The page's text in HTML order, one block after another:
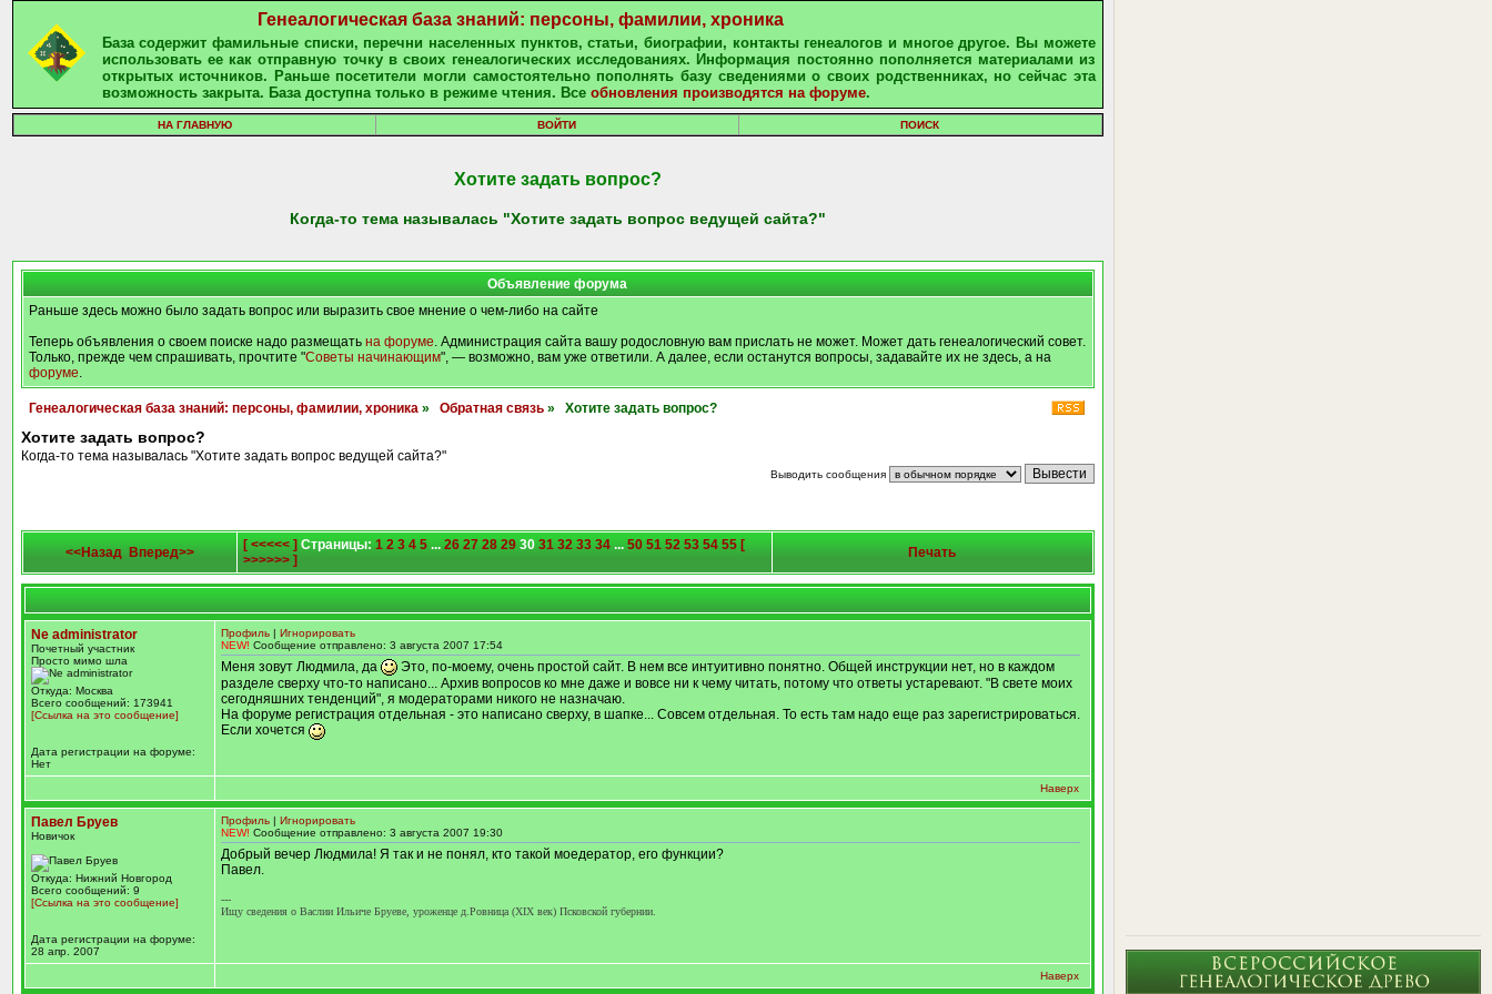
Генеалогическая база знаний: персоны, фамилии, хроника
База содержит фамильные списки, перечни населенных пунктов, статьи, биографии, контакты генеалогов и многое другое. Вы можете
использовать ее как отправную точку в своих генеалогических исследованиях. Информация постоянно пополняется материалами из
открытых источников. Раньше посетители могли самостоятельно пополнять базу сведениями о своих родственниках, но сейчас эта
возможность закрыта. База доступна только в режиме чтения. Все обновления производятся на форуме.
НА ГЛАВНУЮ ВОЙТИ ПОИСК
Хотите задать вопрос?
Когда-то тема называлась "Хотите задать вопрос ведущей сайта?"
Объявление форума
Раньше здесь можно было задать вопрос или выразить свое мнение о чем-либо на сайте
Теперь объявления о своем поиске надо размещать на форуме. Администрация сайта вашу родословную вам прислать не может. Может дать генеалогический совет.
Только, прежде чем спрашивать, прочтите "Советы начинающим", — возможно, вам уже ответили. А далее, если останутся вопросы, задавайте их не здесь, а на
форуме.
Генеалогическая база знаний: персоны, фамилии, хроника» Обратная связь» Хотите задать вопрос?
Хотите задать вопрос?
Когда-то тема называлась "Хотите задать вопрос ведущей сайта?"
Выводить сообщения
<<Назад Вперед>> [ <<<<< ] Страницы: 1 2 3 4 5... 26 27 28 2930 31 32 33 34... 50 51 52 53 54 55 [
>>>>>> ]
Печать
Ne administrator
Почетный участник
Просто мимо шла
Откуда: Москва
Всего сообщений: 173941
[Ссылка на это сообщение]
Дата регистрации на форуме:
Нет
Профиль| Игнорировать
NEW! Сообщение отправлено: 3 августа 2007 17:54
Меня зовут Людмила, да
Это, по-моему, очень простой сайт. В нем все интуитивно понятно. Общей инструкции нет, но в каждом
разделе сверху что-то написано... Архив вопросов ко мне даже и вовсе ни к чему читать, потому что ответы устаревают. "В свете моих
сегодняшних тенденций", я модераторами никого не назначаю.
На форуме регистрация отдельная - это написано сверху, в шапке... Совсем отдельная. То есть там надо еще раз зарегистрироваться.
Если хочется
Наверх
Павел Бруев
Новичок
Откуда: Нижний Новгород
Всего сообщений: 9
[Ссылка на это сообщение]
Дата регистрации на форуме:
28 апр. 2007
Профиль| Игнорировать
NEW! Сообщение отправлено: 3 августа 2007 19:30
Добрый вечер Людмила! Я так и не понял, кто такой моедератор, его функции?
Павел.
---
Ищу сведения о Васлии Ильиче Бруеве, уроженце д.Ровница (XIX век) Псковской губернии.
Наверх